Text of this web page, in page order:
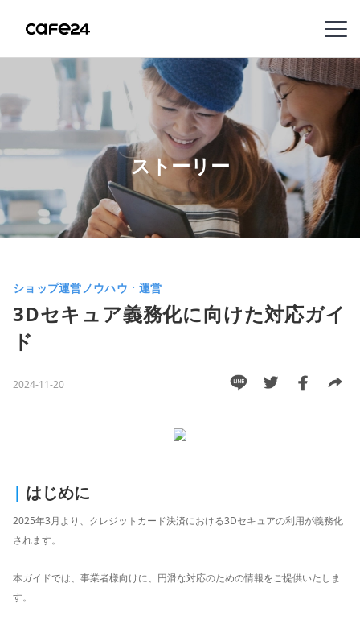
特
徴
販
売
ル
ス
ト
ー
ー
ストーリー
ショップ運営ノウハウㆍ運営
3Dセキュア義務化に向けた対応ガイ
ド
2024-11-20
| はじめに
2025年3月より、クレジットカード決済における3Dセキュアの利用が義務化
されます。
本ガイドでは、事業者様向けに、円滑な対応のための情報をご提供いたしま
す。